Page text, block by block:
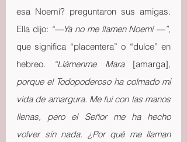
esa Noemí? preguntaron sus amigas.
Ella dijo: “—Ya no me llamen Noemí —”,
que significa “placentera” o “dulce” en
hebreo.
“Llámenme Mara
porque el Todopoderoso ha colmado mi
vida de amargura. Me fui con las manos
llenas, pero el Señor me ha hecho
volver sin nada. ¿Por qué me llaman